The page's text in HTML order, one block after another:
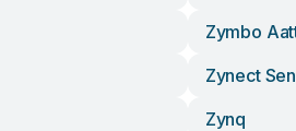
Zymbo
Zynect
Zynq